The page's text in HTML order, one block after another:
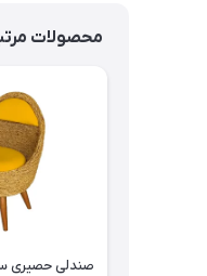
محصولات
صندلی حصیری